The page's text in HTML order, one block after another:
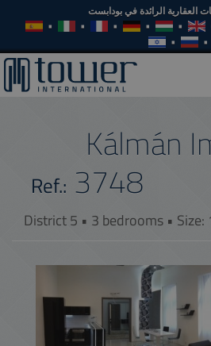
العقارية الرائدة في بودابست
Kálmán
Ref.: 3748
District 5 • 3 bedrooms • Size: